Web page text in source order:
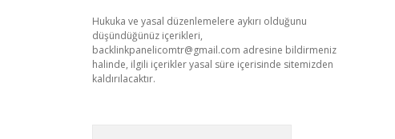
Hukuka ve yasal düzenlemelere aykırı olduğunu
düşündüğünüz içerikleri,
backlinkpanelicomtr@gmail.com adresine bildirmeniz
halinde, ilgili içerikler yasal süre içerisinde sitemizden
kaldırılacaktır.